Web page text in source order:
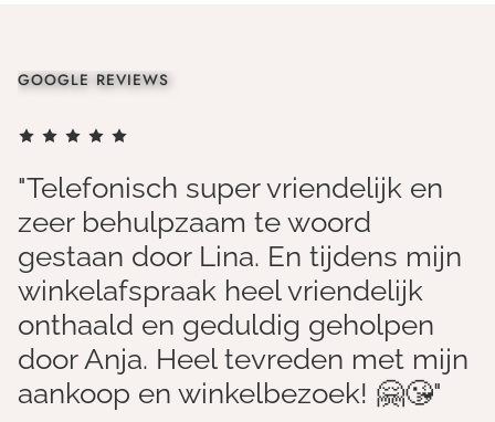
GOOGLE REVIEWS
"Telefonisch super vriendelijk en
zeer behulpzaam te woord
gestaan door Lina. En tijdens mijn
winkelafspraak heel vriendelijk
onthaald en geduldig geholpen
door Anja. Heel tevreden met mijn
aankoop en winkelbezoek! 🤗😘"